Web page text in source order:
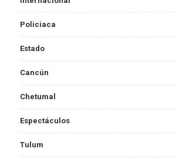
Policiaca
Estado
Cancún
Chetumal
Espectáculos
Tulum